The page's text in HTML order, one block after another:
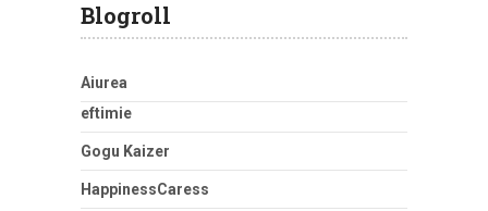
Blogroll
Aiurea
eftimie
Gogu Kaizer
HappinessCaress